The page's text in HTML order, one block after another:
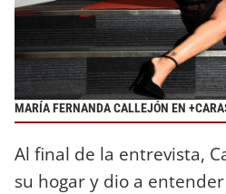
MARÍA FERNANDA CALLEJÓN EN
Al final de la entrevista,
su hogar y dio a